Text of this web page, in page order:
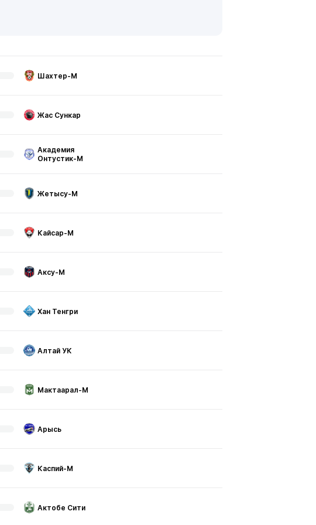
Шахтер-М
Жас Сункар
Академия
Онтустик-М
Жетысу-М
Кайсар-М
Аксу-М
Хан Тенгри
Алтай УК
Мактаарал-М
Арысь
Каспий-М
Актобе Сити